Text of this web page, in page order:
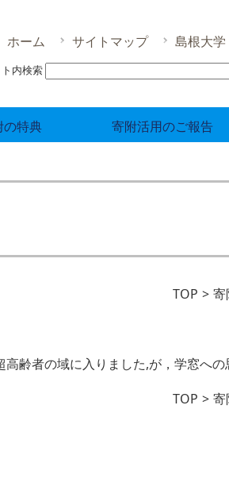
島根大
サイトマップ
ホーム
内検索
の特典 寄附活用のご報告
TOP
寄
齢者の域に入りました,が，学窓への
TOP
寄